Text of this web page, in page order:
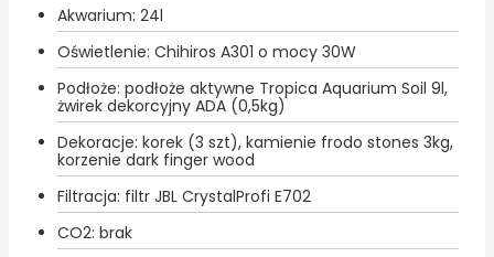
Akwarium: 24l
Oświetlenie: Chihiros A301 o mocy 30W
Podłoże: podłoże aktywne Tropica Aquarium Soil 9l,
żwirek dekorcyjny ADA (0,5kg)
Dekoracje: korek (3 szt), kamienie frodo stones 3kg,
korzenie dark finger wood
Filtracja: filtr JBL CrystalProfi E702
CO2: brak